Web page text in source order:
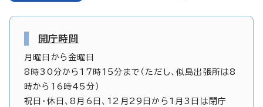
開庁時間
月曜日から金曜日
8時30分から17時15分まで（ただし、似島出張所は8
時から16時45分）
祝日・休日、8月6日、12月29日から1月3日は閉庁